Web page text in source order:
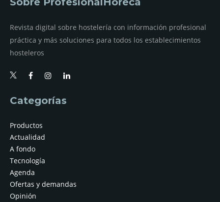
Revista digital sobre hostelería con información profesional
práctica y más soluciones para todos los establecimientos
hosteleros
Categorías
Productos
Actualidad
A fondo
Tecnología
Agenda
Ofertas y demandas
Opinión